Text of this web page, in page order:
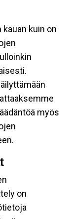
kuin on
myös
on